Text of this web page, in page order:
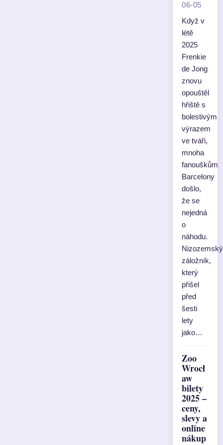
06-05
Když v
létě
2025
Frenkie
de Jong
znovu
opouštěl
hřiště s
bolestivým
výrazem
ve tváři,
mnoha
fanouškům
Barcelony
došlo,
že se
nejedná
o
náhodu.
Nizozemský
záložník,
který
přišel
před
šesti
lety
jako…
Zoo
Wrocł
aw
bilety
2025 –
ceny,
slevy a
online
nákup